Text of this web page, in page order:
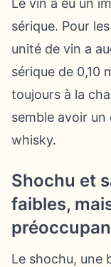
Le vin a eu un
sérique. Pour
unité de vin a
sérique de 0,10
toujours à la
semble avoir
whisky.
Shochu et
faibles,
Le shochu, une